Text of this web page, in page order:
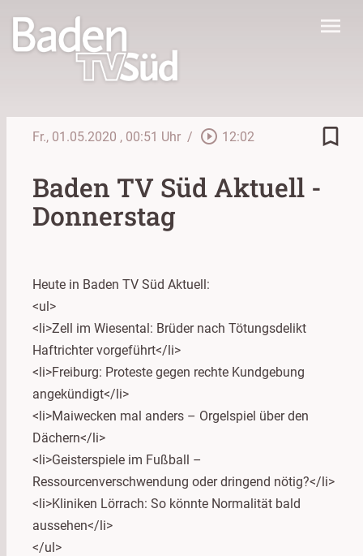
menu
Fr., 01.05.2020 , 00:51 Uhr / play_circle_outline 12:02 bookmark_border
Baden TV Süd Aktuell -
Donnerstag
Heute in Baden TV Süd Aktuell:
<ul>
<li>Zell im Wiesental: Brüder nach Tötungsdelikt
Haftrichter vorgeführt</li>
<li>Freiburg: Proteste gegen rechte Kundgebung
angekündigt</li>
<li>Maiwecken mal anders – Orgelspiel über den
Dächern</li>
<li>Geisterspiele im Fußball –
Ressourcenverschwendung oder dringend nötig?</li>
<li>Kliniken Lörrach: So könnte Normalität bald
aussehen</li>
</ul>